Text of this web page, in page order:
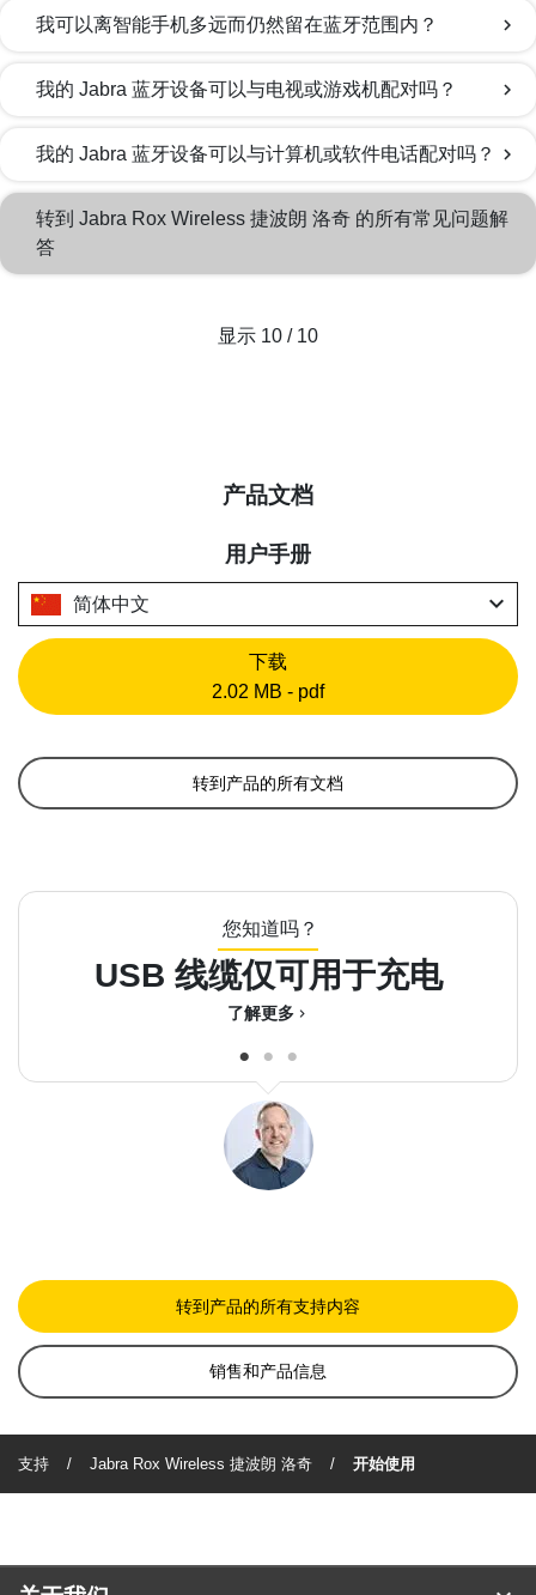
我可以离智能手机多远而仍然留在蓝牙范围内？ chevron_right
我的 Jabra 蓝牙设备可以与电视或游戏机配对吗？ chevron_right
我的 Jabra 蓝牙设备可以与计算机或软件电话配对吗？ chevron_right
转到 Jabra Rox Wireless 捷波朗 洛奇 的所有常见问题解
答
显示 10 / 10
产品文档
用户手册
简体中文 expand_more
下载
2.02 MB - pdf
转到产品的所有文档
您知道吗？
USB 线缆仅可用于充电
chevron_right
了解更多
转到产品的所有支持内容
销售和产品信息
支持 Jabra Rox Wireless 捷波朗 洛奇 开始使用